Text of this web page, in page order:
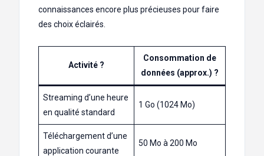
connaissances encore plus précieuses pour faire
des choix éclairés.
Activité ?
Consommation de
données (approx.) ?
Streaming d’une heure
en qualité standard
1 Go (1024 Mo)
Téléchargement d’une
application courante
50 Mo à 200 Mo